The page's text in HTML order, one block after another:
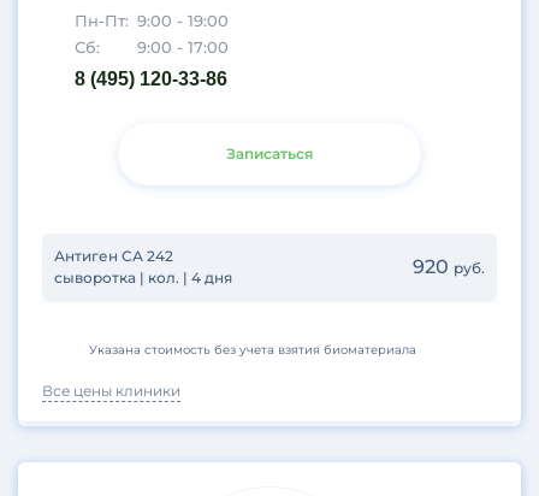
Пн-Пт: 9:00 - 19:00
Сб:
9:00 - 17:00
8 (495) 120-33-86
Записаться
Антиген СА 242
сыворотка | кол. | 4 дня
920 руб.
Все цены клиники
Указана стоимость без учета взятия биоматериала